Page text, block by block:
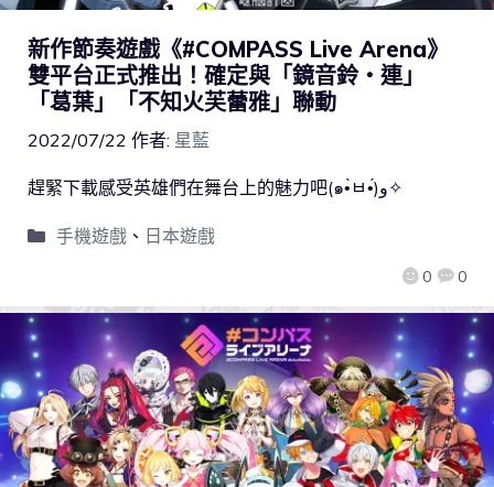
新作節奏遊戲《#COMPASS Live Arena》
雙平台正式推出！確定與「鏡音鈴・連」
「葛葉」「不知火芙蕾雅」聯動
2022/07/22 作者: 星藍
0 0
趕緊下載感受英雄們在舞台上的魅力吧(๑•̀ㅂ•́)و✧
手機遊戲、 日本遊戲